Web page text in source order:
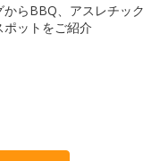
らBBQ、アスレチック
ットをご紹介